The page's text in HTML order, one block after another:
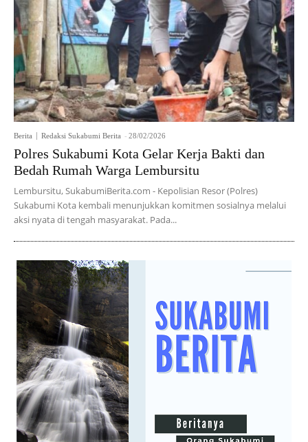
Berita Redaksi Sukabumi Berita - 28/02/2026
Polres Sukabumi Kota Gelar Kerja Bakti dan
Bedah Rumah Warga Lembursitu
Lembursitu, SukabumiBerita.com - Kepolisian Resor (Polres)
Sukabumi Kota kembali menunjukkan komitmen sosialnya melalui
aksi nyata di tengah masyarakat. Pada...